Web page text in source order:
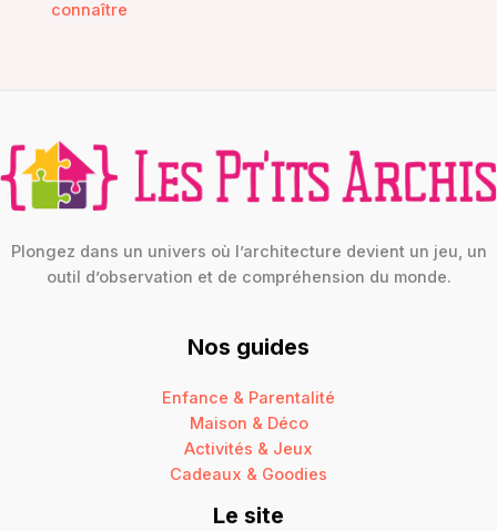
connaître
Plongez dans un univers où l’architecture devient un jeu, un
outil d’observation et de compréhension du monde.
Nos guides
Enfance & Parentalité
Maison & Déco
Activités & Jeux
Cadeaux & Goodies
Le site